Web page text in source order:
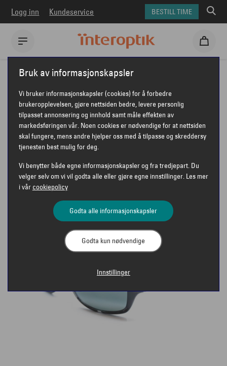
Logg inn Kundeservice BESTILL TIME
Interoptik Solbriller
Maui Jim solbriller
Maui Jim MJ0433S Koki Beach
MAUI JIM MJ0433S KOKI BEACH
Bruk av informasjonskapsler
Vi bruker informasjonskapsler (cookies) for å forbedre
brukeropplevelsen, gjøre nettsiden bedre, levere personlig
tilpasset annonsering og innhold samt måle effekten av
markedsføringen vår. Noen cookies er nødvendige for at nettsiden
skal fungere, mens andre hjelper oss med å tilpasse og skreddersy
tjenesten best mulig for deg.
Vi benytter både egne informasjonskapsler og fra tredjepart. Du
velger selv om vi vil godta alle eller gjøre egne innstillinger. Les mer
i vår cookiepolicy
Godta alle informasjonskapsler
Godta kun nødvendige
Innstillinger